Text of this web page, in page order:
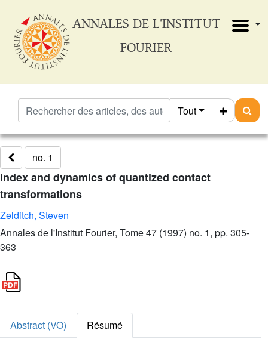
ANNALES DE L'INSTITUT
FOURIER
Tout
no. 1
Index and dynamics of quantized contact
transformations
Zelditch, Steven
Annales de l'Institut Fourier, Tome 47 (1997) no. 1, pp. 305-
363
Abstract (VO)
Résumé